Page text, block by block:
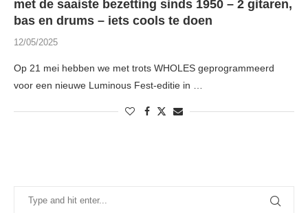
met de saaiste bezetting sinds 1950 – 2 gitaren,
bas en drums – iets cools te doen
12/05/2025
Op 21 mei hebben we met trots WHOLES geprogrammeerd
voor een nieuwe Luminous Fest-editie in …